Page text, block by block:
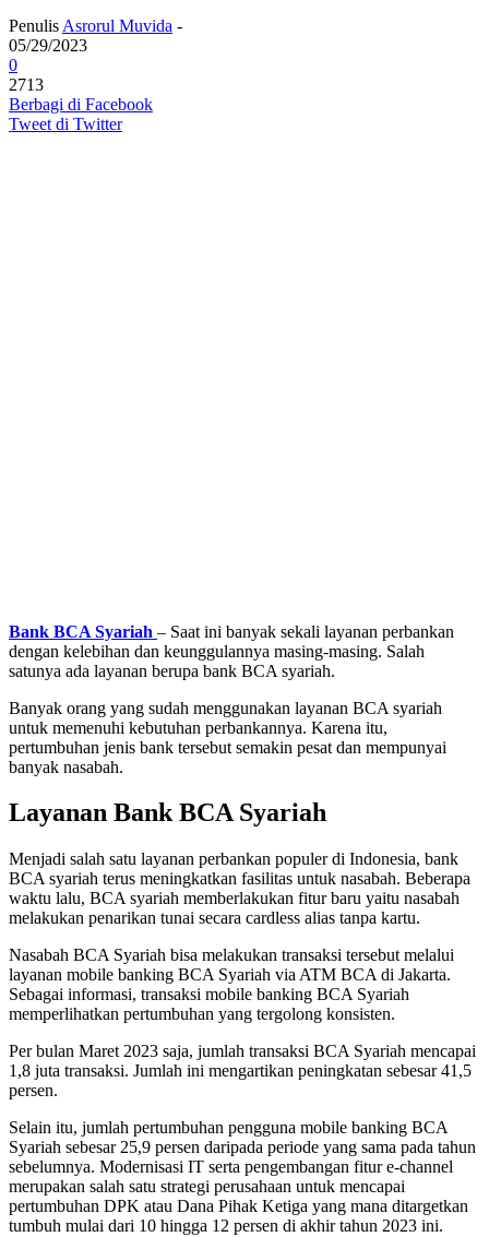
Penulis Asrorul Muvida -
05/29/2023
0
2713
Berbagi di Facebook
Tweet di Twitter
Bank BCA Syariah – Saat ini banyak sekali layanan perbankan
dengan kelebihan dan keunggulannya masing-masing. Salah
satunya ada layanan berupa bank BCA syariah.
Banyak orang yang sudah menggunakan layanan BCA syariah
untuk memenuhi kebutuhan perbankannya. Karena itu,
pertumbuhan jenis bank tersebut semakin pesat dan mempunyai
banyak nasabah.
Layanan Bank BCA Syariah
Menjadi salah satu layanan perbankan populer di Indonesia, bank
BCA syariah terus meningkatkan fasilitas untuk nasabah. Beberapa
waktu lalu, BCA syariah memberlakukan fitur baru yaitu nasabah
melakukan penarikan tunai secara cardless alias tanpa kartu.
Nasabah BCA Syariah bisa melakukan transaksi tersebut melalui
layanan mobile banking BCA Syariah via ATM BCA di Jakarta.
Sebagai informasi, transaksi mobile banking BCA Syariah
memperlihatkan pertumbuhan yang tergolong konsisten.
Per bulan Maret 2023 saja, jumlah transaksi BCA Syariah mencapai
1,8 juta transaksi. Jumlah ini mengartikan peningkatan sebesar 41,5
persen.
Selain itu, jumlah pertumbuhan pengguna mobile banking BCA
Syariah sebesar 25,9 persen daripada periode yang sama pada tahun
sebelumnya. Modernisasi IT serta pengembangan fitur e-channel
merupakan salah satu strategi perusahaan untuk mencapai
pertumbuhan DPK atau Dana Pihak Ketiga yang mana ditargetkan
tumbuh mulai dari 10 hingga 12 persen di akhir tahun 2023 ini.